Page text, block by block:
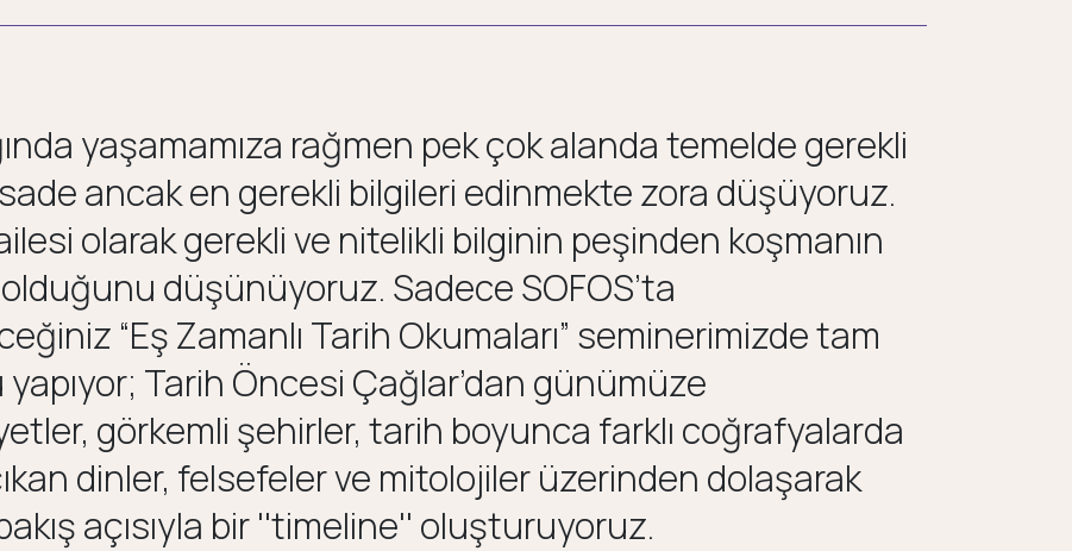
yaşamamıza rağmen pek çok alanda temelde gerekli
ancak en gerekli bilgileri edinmekte zora düşüyoruz.
olarak gerekli ve nitelikli bilginin peşinden koşmanın
düşünüyoruz. Sadece SOFOS’ta
“Eş Zamanlı Tarih Okumaları” seminerimizde tam
Tarih Öncesi Çağlar’dan günümüze
görkemli şehirler, tarih boyunca farklı coğrafyalarda
dinler, felsefeler ve mitolojiler üzerinden dolaşarak
açısıyla bir ''timeline'' oluşturuyoruz.